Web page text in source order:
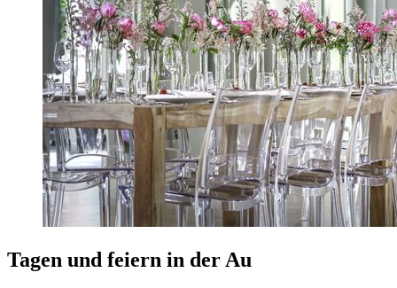
Tagen und feiern in der Au